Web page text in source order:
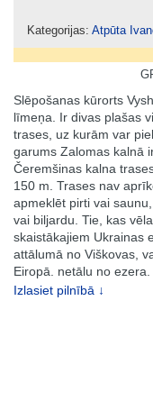
Kategorijas: Atpūta
Slēpošanas kūrorts
līmeņa. Ir divas plašas
trases, uz kurām var
garums Zalomas kalnā
Čeremšinas kalna
150 m. Trases nav
apmeklēt pirti vai
vai biljardu. Tie, kas
skaistākajiem Ukrainas
attālumā no Viškovas,
Eiropā. netālu no ezera.
Izlasiet pilnībā ↓